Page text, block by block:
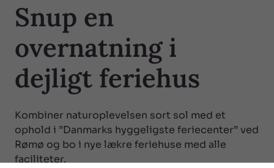
Snup en
overnatning i
dejligt feriehus
Kombiner naturoplevelsen sort sol med et
ophold i ”Danmarks hyggeligste feriecenter” ved
Rømø og bo i nye lækre feriehuse med alle
faciliteter.